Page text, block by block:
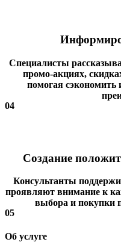
Специалисты
промо-акциях,
помогая сэкономить
04
Создание
Консультанты
проявляют внимание к
выбора и
05
Об услуге